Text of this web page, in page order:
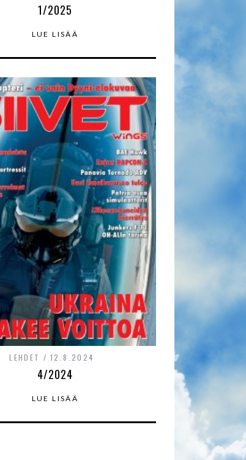
1/2025
LUE LISÄÄ
LEHDET 12.8.2024
4/2024
LUE LISÄÄ